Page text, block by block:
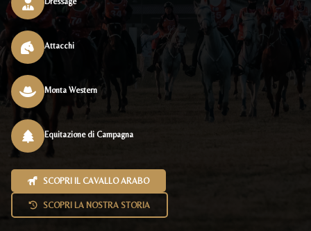
Attacchi
Monta Western
Equitazione di Campagna
SCOPRI IL CAVALLO ARABO
SCOPRI LA NOSTRA STORIA